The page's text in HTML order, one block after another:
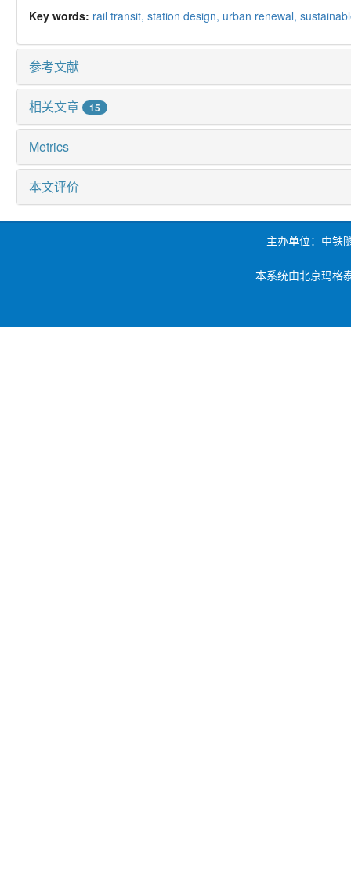
Key words: rail transit, station design, urban renewal,
参考文献
相关文章 15
Metrics
本文评价
主办单位：中铁
本系统由北京玛格